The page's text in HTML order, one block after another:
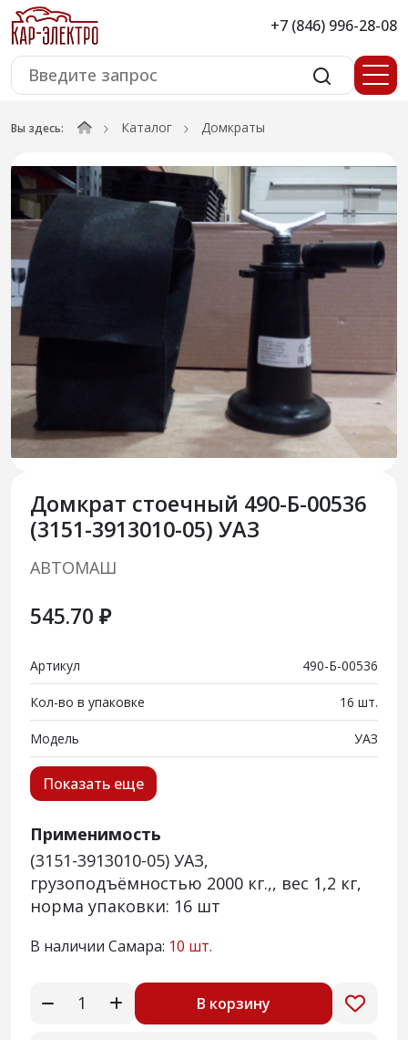
+7 (846) 996-28-08
Вы здесь: Каталог Домкраты
Домкрат стоечный 490-Б-00536
(3151-3913010-05) УАЗ
АВТОМАШ
545.70 ₽
Артикул 490-Б-00536
Кол-во в упаковке 16 шт.
Модель УАЗ
Показать еще
Применимость
(3151-3913010-05) УАЗ,
грузоподъёмностью 2000 кг.,, вес 1,2 кг,
норма упаковки: 16 шт
В наличии Самара: 10 шт.
В корзину